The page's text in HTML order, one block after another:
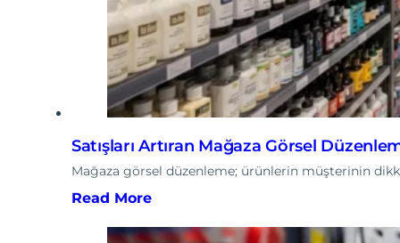
Satışları Artıran Mağaza Görsel
Mağaza görsel düzenleme; ürünlerin müşterinin
Read More